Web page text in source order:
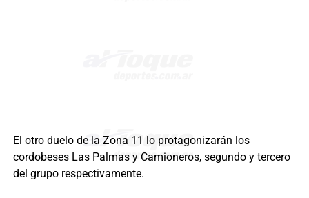
El otro duelo de la Zona 11 lo protagonizarán los
cordobeses Las Palmas y Camioneros, segundo y tercero
del grupo respectivamente.